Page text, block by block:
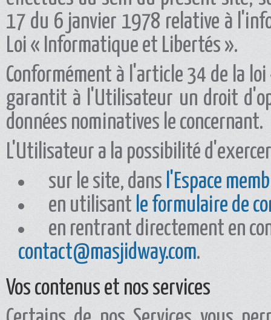
17 du 6 janvier 1978 relative à
Loi « Informatique et Libertés ».
Conformément à l'article 34 de la
garantit à l'Utilisateur un droit
données nominatives le concernant.
L'Utilisateur a la possibilité
sur le site, dans l'Espace
en utilisant le formulaire de
en rentrant directement en
contact@masjidway.com.
Vos contenus et nos services